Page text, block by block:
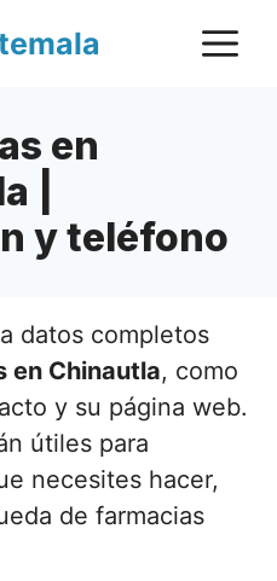
en
|
y teléfono
datos completos
en Chinautla, como
y su página web.
útiles para
necesites hacer,
de farmacias